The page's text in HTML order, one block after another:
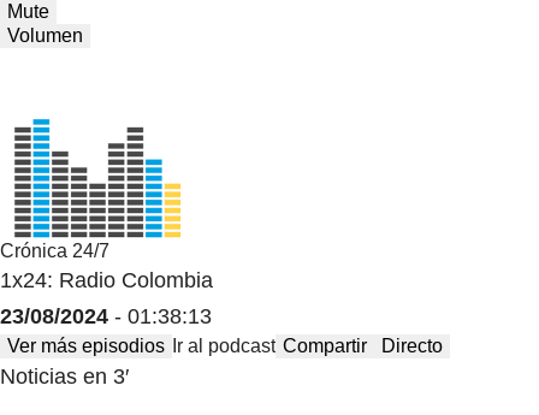
Mute
Volumen
Crónica 24/7
1x24: Radio Colombia
23/08/2024 - 01:38:13
Ver más episodios Ir al podcast Compartir Directo
Noticias en 3′